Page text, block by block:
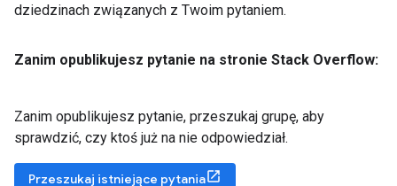
dziedzinach związanych z Twoim pytaniem.
Zanim opublikujesz pytanie na stronie Stack Overflow:
Zanim opublikujesz pytanie, przeszukaj grupę, aby
sprawdzić, czy ktoś już na nie odpowiedział.
Przeszukaj istniejące pytania